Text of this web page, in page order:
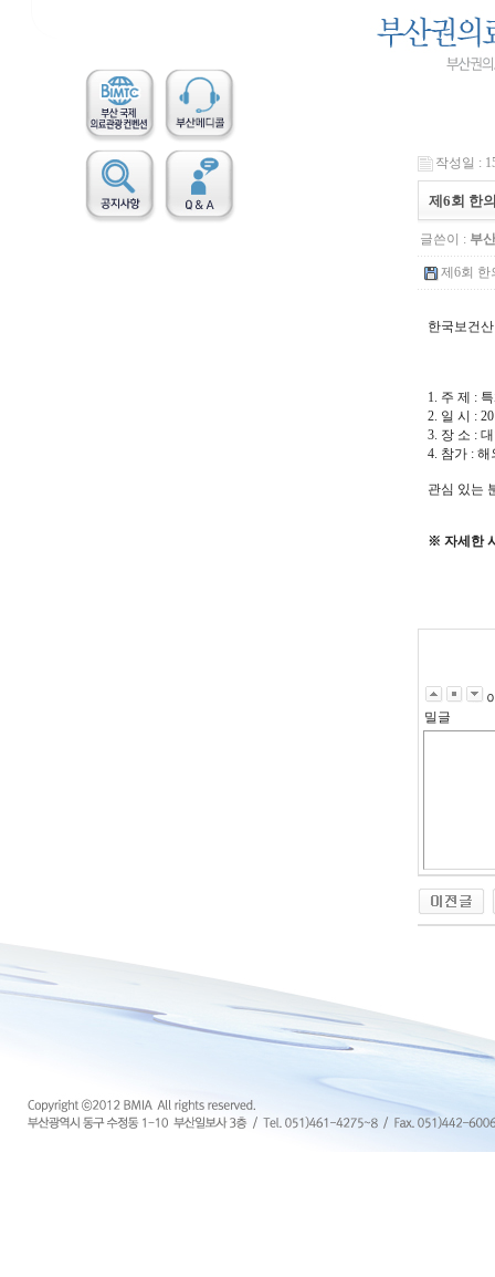
작성일 :
제6회 한
글쓴이 : 부
제6회 한
한국보건
1. 주 제 :
2. 일 시 :
3. 장 소 :
4. 참가 :
관심 있는
※ 자세한
밀글